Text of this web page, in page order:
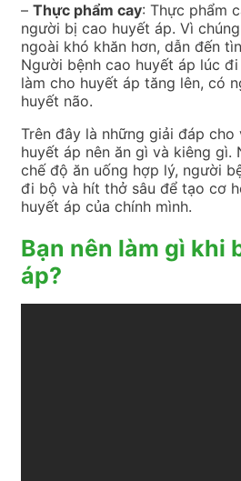
– Thực phẩm cay: Thực phẩm
người bị cao huyết áp. Vì
ngoài khó khăn hơn, dẫn đến
Người bệnh cao huyết áp lúc
làm cho huyết áp tăng lên, có
huyết não.
Trên đây là những giải đáp cho
huyết áp nên ăn gì và kiêng gì.
chế độ ăn uống hợp lý, người
đi bộ và hít thở sâu để tạo cơ
huyết áp của chính mình.
Bạn nên làm gì khi
áp?